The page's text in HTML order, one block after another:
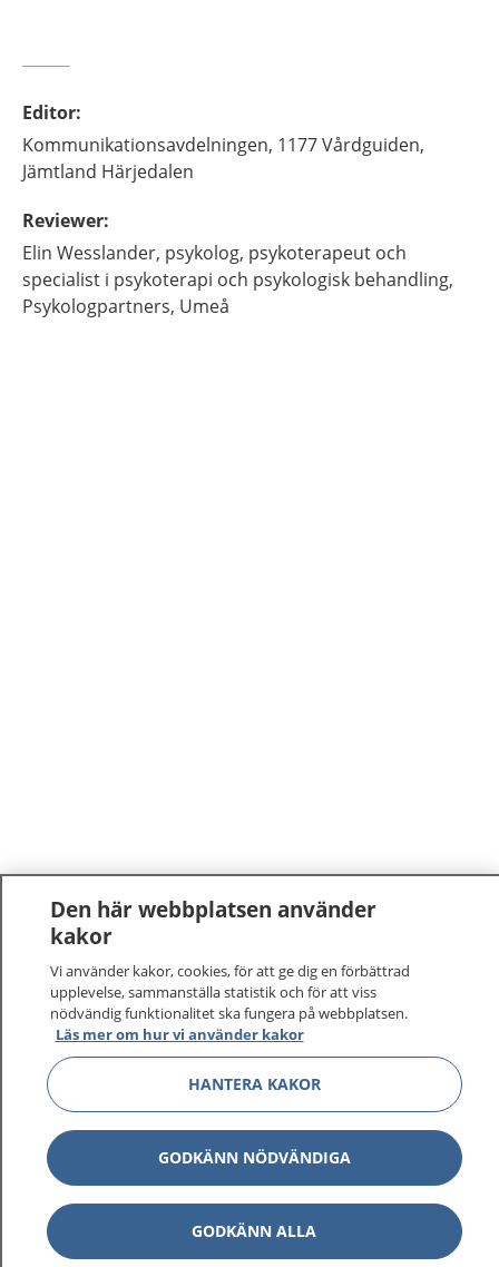
Editor:
Kommunikationsavdelningen, 1177 Vårdguiden,
Jämtland Härjedalen
Reviewer:
Elin Wesslander, psykolog, psykoterapeut och
specialist i psykoterapi och psykologisk behandling,
Psykologpartners, Umeå
1177–tryggt om din hälsa och vård
På 1177.se får du råd om hälsa och information om
sjukdomar och vilka mottagningar du kan kontakta.
Logga in för att läsa din journal och göra dina
vårdärenden. Ring telefonnummer 1177 för
sjukvårdsrådgivning dygnet runt.
1177 ger dig råd när du vill må bättre.
Den här webbplatsen använder
kakor
Vi använder kakor, cookies, för att ge dig en förbättrad
upplevelse, sammanställa statistik och för att viss
nödvändig funktionalitet ska fungera på webbplatsen.
Läs mer om hur vi använder kakor
HANTERA KAKOR
GODKÄNN NÖDVÄNDIGA
GODKÄNN ALLA